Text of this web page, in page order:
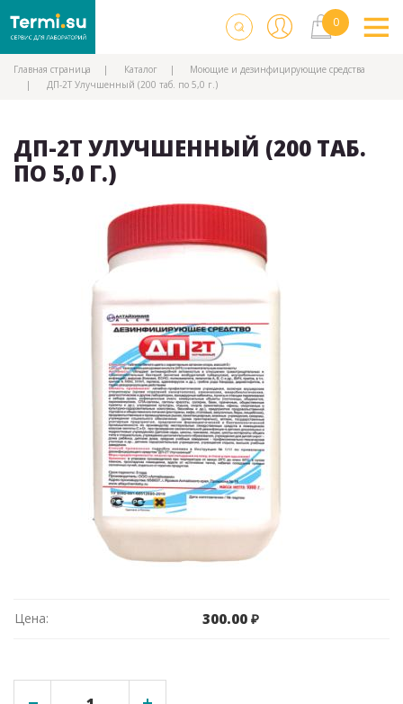
Главная страница Каталог
Моющие и дезинфицирующие средства
ДП-2Т Улучшенный (200 таб. по 5,0 г.)
ДП-2Т УЛУЧШЕННЫЙ (200 ТАБ.
ПО 5,0 Г.)
Цена: 300.00 ₽